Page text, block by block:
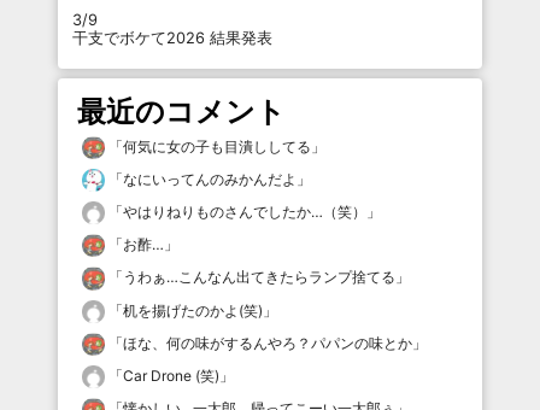
3/9
干支でボケて2026 結果発表
最近のコメント
「何気に女の子も目潰ししてる 」
「なにいってんのみかんだよ 」
「やはりねりものさんでしたか…（笑）
」
「お酢… 」
「 うわぁ…こんなん出てきたらランプ捨てる 」
「机を揚げたのかよ(笑) 」
「ほな、何の味がするんやろ？パパンの味とか 」
「Car Drone (笑) 」